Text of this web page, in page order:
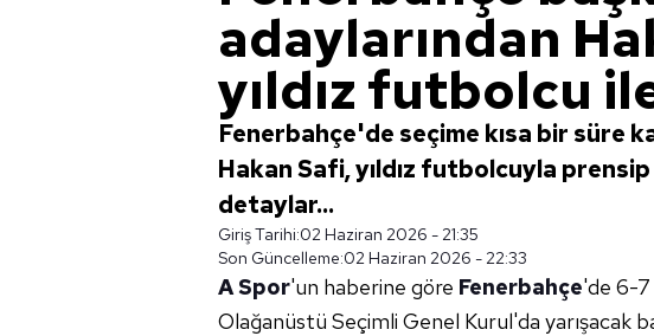
adaylarından
yıldız futbolcu
Fenerbahçe'de seçime kısa bir süre
Hakan Safi, yıldız futbolcuyla prensip
detaylar...
Giriş Tarihi:02 Haziran 2026 - 21:35
Son Güncelleme:02 Haziran 2026 - 22:33
A Spor'un haberine göre Fenerbahçe'de 6-7
Olağanüstü Seçimli Genel Kurul'da yarışacak